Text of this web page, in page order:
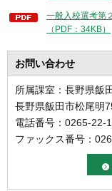
一般入校選考第
（PDF：34KB）
お問い合わせ
所属課室：長野県飯
長野県飯田市松尾明
電話番号：0265-22-
ファックス番号：